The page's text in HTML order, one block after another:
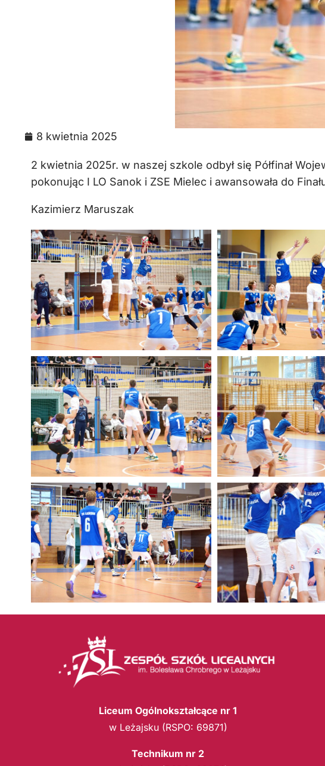
8 kwietnia 2025
2 kwietnia 2025r. w naszej szkole odbył się Półfinał
pokonując I LO Sanok i ZSE Mielec i awansowała do
Kazimierz Maruszak
Liceum Ogólnokształcące nr 1
w Leżajsku (RSPO: 69871)
Technikum nr 2